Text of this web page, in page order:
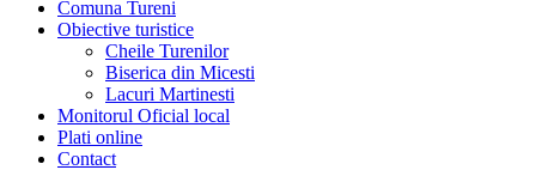
Comuna Tureni
Obiective turistice
Cheile Turenilor
Biserica din Micesti
Lacuri Martinesti
Monitorul Oficial local
Plati online
Contact